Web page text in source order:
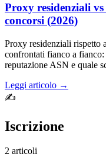
Proxy residenziali
concorsi (2026)
Proxy residenziali rispetto
confrontati fianco a
reputazione ASN e quale
Leggi articolo →
✍️
Iscrizione
2 articoli